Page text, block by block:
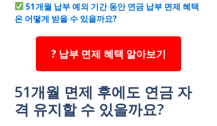
51개월 납부 예외 기간 동안 연금 납부 면제 혜택
은 어떻게 받을 수 있을까요?
? 납부 면제 혜택 알아보기
51개월 면제 후에도 연금 자
격 유지할 수 있을까요?